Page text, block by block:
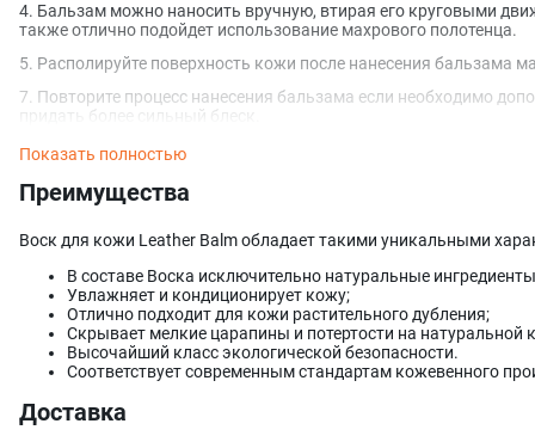
Дополнительные консультации о средствах LeTech, вы можете
менеджеров нашей компании.
При использовании нашего продукта крайне важно следовать
гарантирует не только эффективное применение, но и вашу
позволит убедиться в отсутствии нежелательных реакций и
важные рекомендации.
4. Бальзам можно наносить вручную, втирая его круговыми
также отлично подойдет использование махрового полотенца.
5. Располируйте поверхность кожи после нанесения бальзама
7. Повторите процесс нанесения бальзама если необходимо
придать более сильный блеск.
Показать полностью
Преимущества
Воск для кожи Leather Balm обладает такими уникальными
В составе Воска исключительно натуральные
Увлажняет и кондиционирует кожу;
Отлично подходит для кожи растительного дубления;
Скрывает мелкие царапины и потертости на натуральной
Высочайший класс экологической безопасности.
Соответствует современным стандартам кожевенного
Доставка